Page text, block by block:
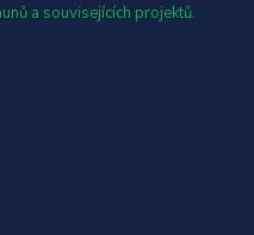
a souvisejících projektů.